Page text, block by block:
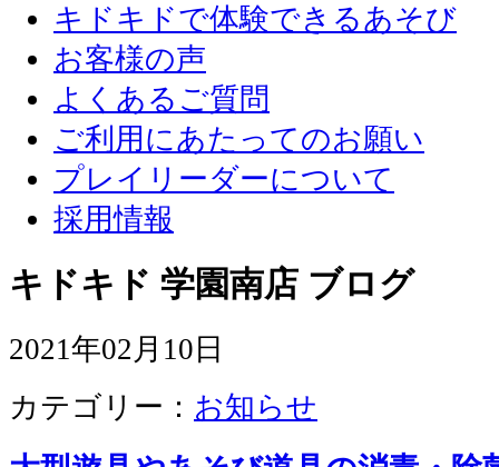
キドキドで体験できるあそび
お客様の声
よくあるご質問
ご利用にあたってのお願い
プレイリーダーについて
採用情報
キドキド 学園南店 ブログ
2021年02月10日
カテゴリー： お知らせ